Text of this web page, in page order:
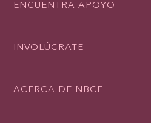
ENCUENTRA APOYO
INVOLÚCRATE
ACERCA DE NBCF